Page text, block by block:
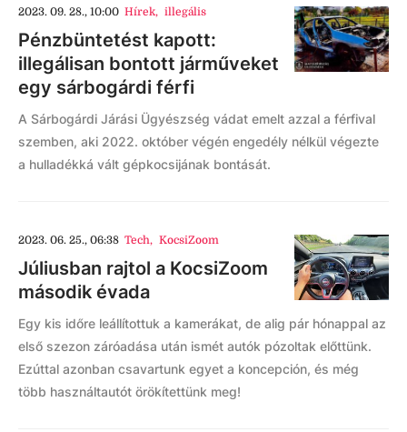
2023. 09. 28., 10:00 Hírek, illegális
Pénzbüntetést kapott:
illegálisan bontott járműveket
egy sárbogárdi férfi
A Sárbogárdi Járási Ügyészség vádat emelt azzal a férfival
szemben, aki 2022. október végén engedély nélkül végezte
a hulladékká vált gépkocsijának bontását.
2023. 06. 25., 06:38 Tech, KocsiZoom
Júliusban rajtol a KocsiZoom
második évada
Egy kis időre leállítottuk a kamerákat, de alig pár hónappal az
első szezon záróadása után ismét autók pózoltak előttünk.
Ezúttal azonban csavartunk egyet a koncepción, és még
több használtautót örökítettünk meg!